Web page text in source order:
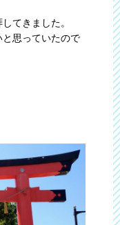
てきました。
思っていたので